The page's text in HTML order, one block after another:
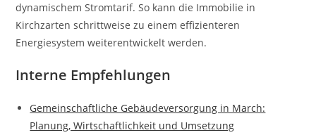
dynamischem Stromtarif. So kann die Immobilie in
Kirchzarten schrittweise zu einem effizienteren
Energiesystem weiterentwickelt werden.
Interne Empfehlungen
Gemeinschaftliche Gebäudeversorgung in March:
Planung, Wirtschaftlichkeit und Umsetzung